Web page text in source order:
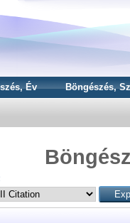
Év Böngészés,